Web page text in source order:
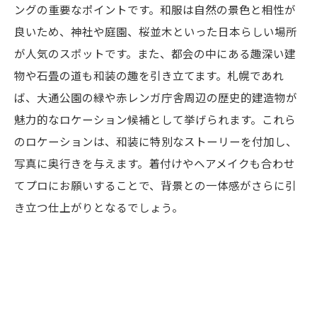
ングの重要なポイントです。和服は自然の景色と相性が
良いため、神社や庭園、桜並木といった日本らしい場所
が人気のスポットです。また、都会の中にある趣深い建
物や石畳の道も和装の趣を引き立てます。札幌であれ
ば、大通公園の緑や赤レンガ庁舎周辺の歴史的建造物が
魅力的なロケーション候補として挙げられます。これら
のロケーションは、和装に特別なストーリーを付加し、
写真に奥行きを与えます。着付けやヘアメイクも合わせ
てプロにお願いすることで、背景との一体感がさらに引
き立つ仕上がりとなるでしょう。